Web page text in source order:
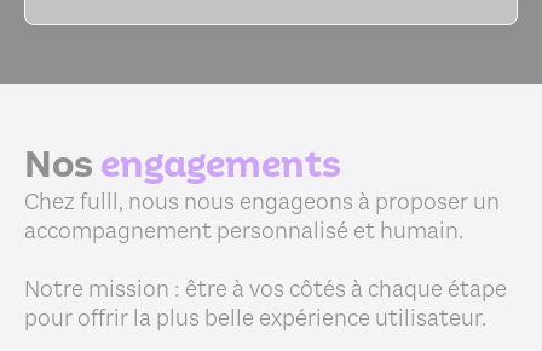
Nosengagements
Chez fulll, nous nous engageons à proposer un
accompagnement personnalisé et humain.
Notre mission : être à vos côtés à chaque étape
pour offrir la plus belle expérience utilisateur.